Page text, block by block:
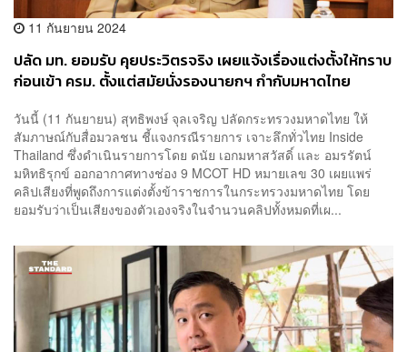
11 กันยายน 2024
ปลัด มท. ยอมรับ คุยประวิตรจริง เผยแจ้งเรื่องแต่งตั้งให้ทราบ
ก่อนเข้า ครม. ตั้งแต่สมัยนั่งรองนายกฯ กำกับมหาดไทย
วันนี้ (11 กันยายน) สุทธิพงษ์ จุลเจริญ ปลัดกระทรวงมหาดไทย ให้
สัมภาษณ์กับสื่อมวลชน ชี้แจงกรณีรายการ เจาะลึกทั่วไทย Inside
Thailand ซึ่งดำเนินรายการโดย ดนัย เอกมหาสวัสดิ์ และ อมรรัตน์
มหิทธิรุกข์ ออกอากาศทางช่อง 9 MCOT HD หมายเลข 30 เผยแพร่
คลิปเสียงที่พูดถึงการแต่งตั้งข้าราชการในกระทรวงมหาดไทย โดย
ยอมรับว่าเป็นเสียงของตัวเองจริงในจำนวนคลิปทั้งหมดที่เผ...